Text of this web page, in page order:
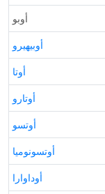
أوبو
أوبيهيرو
أوتا
أوتارو
أوتسو
أوتسونوميا
أوداوارا